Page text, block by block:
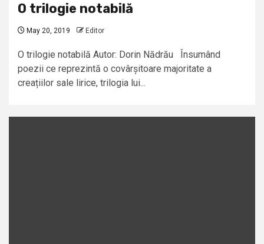
O trilogie notabilă
May 20, 2019 Editor
O trilogie notabilă Autor: Dorin Nădrău Însumând
poezii ce reprezintă o covârșitoare majoritate a
creațiilor sale lirice, trilogia lui...